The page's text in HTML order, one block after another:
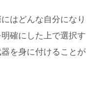
はどんな自分になり
確にした上で選択す
を身に付けることが